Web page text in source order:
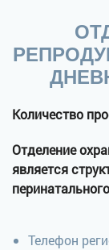
Количество
Отделение
является
Телефон